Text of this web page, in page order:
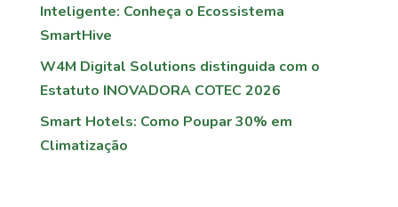
Inteligente: Conheça o Ecossistema
SmartHive
W4M Digital Solutions distinguida com o
Estatuto INOVADORA COTEC 2026
Smart Hotels: Como Poupar 30% em
Climatização